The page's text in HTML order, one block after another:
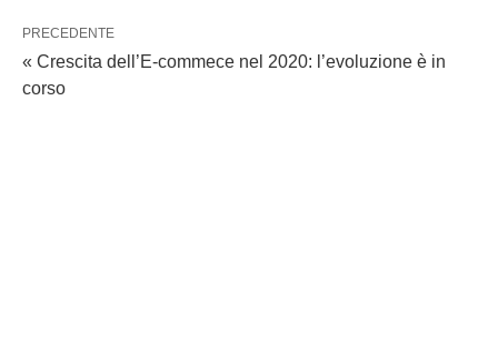
PRECEDENTE
« Crescita dell’E-commece nel 2020: l’evoluzione è in
corso